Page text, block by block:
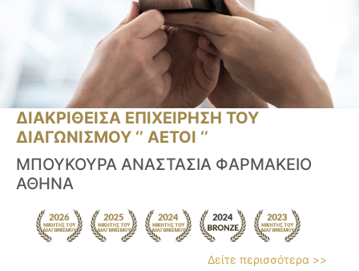
ΔΙΑΚΡΙΘΕΙΣΑ ΕΠΙΧΕΙΡΗΣΗ ΤΟΥ
ΔΙΑΓΩΝΙΣΜΟΥ ‘’ ΑΕΤΟΙ ‘’
ΜΠΟΥΚΟΥΡΑ ΑΝΑΣΤΑΣΙΑ ΦΑΡΜΑΚΕΙΟ
ΑΘΗΝΑ
Δείτε περισσότερα >>